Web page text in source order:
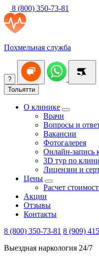
8 (800) 350-73-81
Похмельная служба
?
Тольятти
О клинике
Врачи
Вопросы и
Вакансии
Фотогалерея
Онлайн-запись
3D тур по
Лицензии и
Цены
Расчет
Акции
Отзывы
Контакты
8 (800) 350-73-81 8 (909)
Выездная наркология 24/7